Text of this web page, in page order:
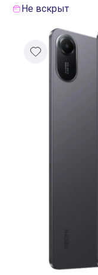
Договор
Реквизиты
Контакты
Не вскрыт